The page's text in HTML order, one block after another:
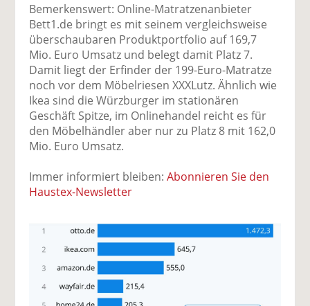
Bemerkenswert: Online-Matratzenanbieter
Bett1.de bringt es mit seinem vergleichsweise
überschaubaren Produktportfolio auf 169,7
Mio. Euro Umsatz und belegt damit Platz 7.
Damit liegt der Erfinder der 199-Euro-Matratze
noch vor dem Möbelriesen XXXLutz. Ähnlich wie
Ikea sind die Würzburger im stationären
Geschäft Spitze, im Onlinehandel reicht es für
den Möbelhändler aber nur zu Platz 8 mit 162,0
Mio. Euro Umsatz.
Immer informiert bleiben:Abonnieren Sie den
Haustex-Newsletter